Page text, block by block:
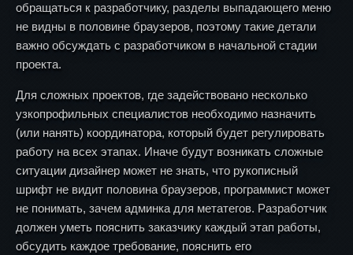
обращаться к разработчику, разделы выпадающего меню
не видны в половине браузеров, поэтому такие детали
важно обсуждать с разработчиком в начальной стадии
проекта.
Для сложных проектов, где задействовано несколько
узкопрофильных специалистов необходимо назначить
(или нанять) координатора, который будет регулировать
работу на всех этапах. Иначе будут возникать сложные
ситуации дизайнер может не знать, что рукописный
шрифт не видит половина браузеров, программист может
не понимать, зачем админка для метатегов. Разработчик
должен уметь пояснить заказчику каждый этап работы,
обсудить каждое требование, пояснить его